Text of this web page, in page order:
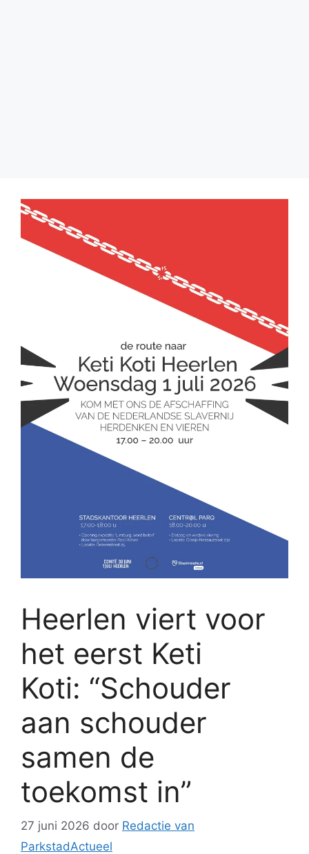
Heerlen viert voor
het eerst Keti
Koti: “Schouder
aan schouder
samen de
toekomst in”
27 juni 2026 door Redactie van
ParkstadActueel